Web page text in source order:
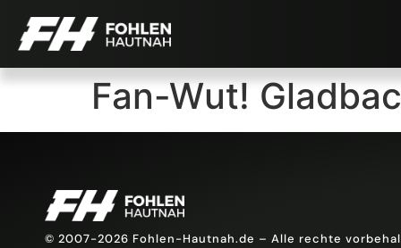
Fan-Wut!
© 2007-2026 Fohlen-Hautnah.de – Alle rechte